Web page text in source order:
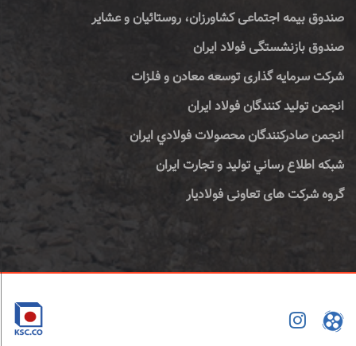
صندوق بیمه اجتماعی کشاورزان، روستائیان و عشایر
صندوق بازنشستگی فولاد ایران
شرکت سرمایه گذاری توسعه معادن و فلزات
انجمن تولید کنندگان فولاد ایران
انجمن صادركنندگان محصولات فولادي ايران
شبكه اطلاع رساني توليد و تجارت ايران
گروه شرکت های تعاونی فولادیار